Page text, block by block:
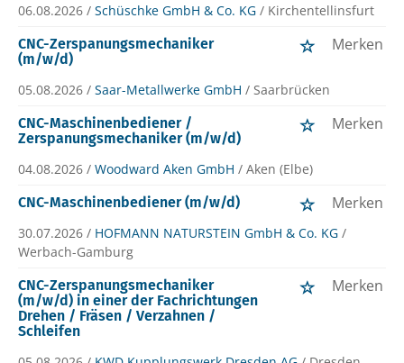
06.08.2026 / Schüschke GmbH & Co. KG / Kirchentellinsfurt
CNC-Zerspanungsmechaniker
(m/w/d)
Merken
05.08.2026 / Saar-Metallwerke GmbH / Saarbrücken
CNC-Maschinenbediener /
Zerspanungsmechaniker (m/w/d)
Merken
04.08.2026 / Woodward Aken GmbH / Aken (Elbe)
CNC-Maschinenbediener (m/w/d)
Merken
30.07.2026 / HOFMANN NATURSTEIN GmbH & Co. KG /
Werbach-Gamburg
CNC-Zerspanungsmechaniker
(m/w/d) in einer der Fachrichtungen
Drehen / Fräsen / Verzahnen /
Schleifen
Merken